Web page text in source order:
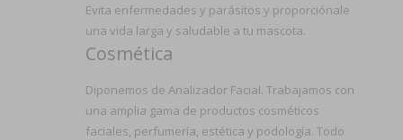
Evita enfermedades y parásitos y proporciónale
una vida larga y saludable a tu mascota.
Cosmética
Diponemos de Analizador Facial. Trabajamos con
una amplia gama de productos cosméticos
faciales, perfumería, estética y podología. Todo